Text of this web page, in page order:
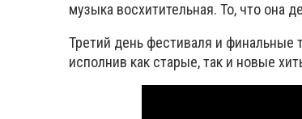
музыка восхитительная. То, что она
Третий день фестиваля и финальные
исполнив как старые, так и новые